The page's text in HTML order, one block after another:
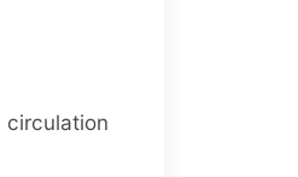
circulation